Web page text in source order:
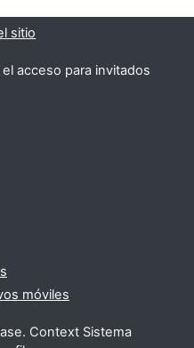
sitio
acceso para invitados
móviles
Context Sistema